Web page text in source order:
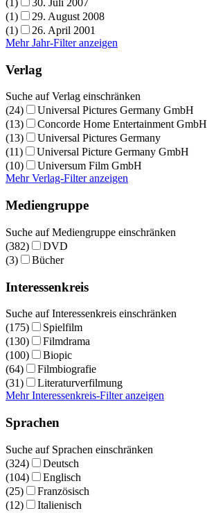
(1)
30. Juli 2007
(1)
29. August 2008
(1)
26. April 2001
Mehr Jahr-Filter anzeigen
Verlag
Suche auf Verlag einschränken
(24)
Universal Pictures Germany GmbH
(13)
Concorde Home Entertainment GmbH
(13)
Universal Pictures Germany
(11)
Universal Picture Germany GmbH
(10)
Universum Film GmbH
Mehr Verlag-Filter anzeigen
Mediengruppe
Suche auf Mediengruppe einschränken
(382)
DVD
(3)
Bücher
Interessenkreis
Suche auf Interessenkreis einschränken
(175)
Spielfilm
(130)
Filmdrama
(100)
Biopic
(64)
Filmbiografie
(31)
Literaturverfilmung
Mehr Interessenkreis-Filter anzeigen
Sprachen
Suche auf Sprachen einschränken
(324)
Deutsch
(104)
Englisch
(25)
Französisch
(12)
Italienisch